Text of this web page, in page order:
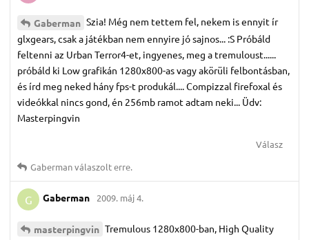
Gaberman Szia! Még nem tettem fel, nekem is ennyit ír
glxgears, csak a játékban nem ennyire jó sajnos... :S Próbáld
feltenni az Urban Terror4-et, ingyenes, meg a tremuloust......
próbáld ki Low grafikán 1280x800-as vagy akörüli felbontásban,
és írd meg neked hány fps-t produkál.... Compizzal firefoxal és
videókkal nincs gond, én 256mb ramot adtam neki... Üdv:
Masterpingvin
Válasz
Gabermanválaszolt erre.
G Gaberman 2009. máj 4.
masterpingvin Tremulous 1280x800-ban, High Quality